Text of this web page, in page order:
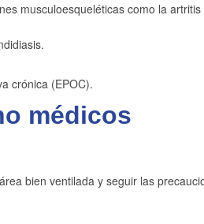
musculoesqueléticas como la
crónica (EPOC).
médicos
bien ventilada y seguir las